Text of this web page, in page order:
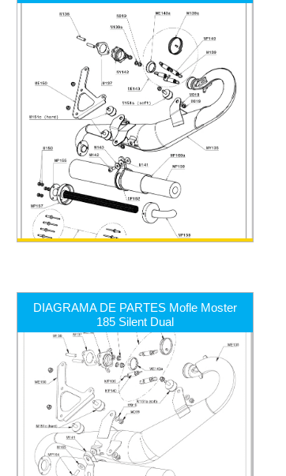
DIAGRAMA DE PARTES Mofle Moster
185 Silent Dual